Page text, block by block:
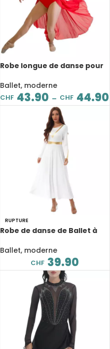
Robe longue de danse pour
coloris
Ballet, moderne
CHF 43.90 – CHF 44.90
RUPTURE
Robe de danse de Ballet à
femme, célébration
liturgique
Ballet, moderne
CHF 39.90